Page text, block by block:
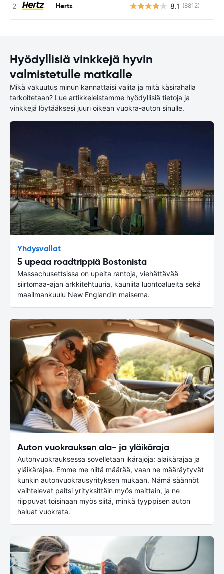
Hertz 8.1 (8812)
Hyödyllisiä vinkkejä hyvin
valmistetulle matkalle
Mikä vakuutus minun kannattaisi valita ja mitä käsirahalla
tarkoitetaan? Lue artikkeleistamme hyödyllisiä tietoja ja
vinkkejä löytääksesi juuri oikean vuokra-auton sinulle.
Yhdysvallat
5 upeaa roadtrippiä Bostonista
Massachusettsissa on upeita rantoja, viehättävää
siirtomaa-ajan arkkitehtuuria, kauniita luontoalueita sekä
maailmankuulu New Englandin maisema.
Auton vuokrauksen ala- ja yläikäraja
Autonvuokrauksessa sovelletaan ikärajoja: alaikärajaa ja
yläikärajaa. Emme me niitä määrää, vaan ne määräytyvät
kunkin autonvuokrausyrityksen mukaan. Nämä säännöt
vaihtelevat paitsi yrityksittäin myös maittain, ja ne
riippuvat toisinaan myös siitä, minkä tyyppisen auton
haluat vuokrata.